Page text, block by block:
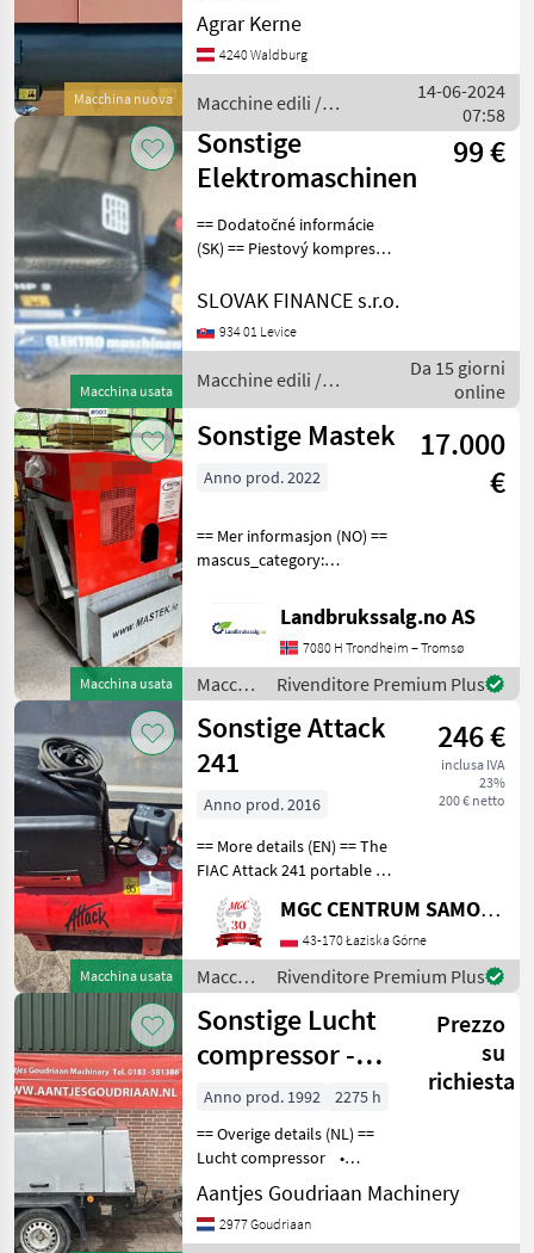
Macchina nuova
Schraubenkompressor
Kompaktgerät: Luftbehälter
montiert mit PM VSD
Modell Nr.: MCS-5.5ATVSD
Leistung: 5, 5 kW
Agrar Kerne
4240 Waldburg
Macchine edili /
Sonstige
14-06-2024
07:58
Macchina usata
Sonstige
Elektromaschinen
99 €
== Dodatočné informácie
(SK) == Piestový kompresor
poškodený motor, cena :
Compressori
SLOVAK FINANCE s.r.o.
934 01 Levice
Macchine edili /
Sonstige
Da 15 giorni
online
Macchina usata
Sonstige Mastek
17.000
€
Anno prod. 2022
== Mer informasjon (NO) ==
mascus_category:
merke: Mastek Please
provide reference number
upon request: 9011 See
en.landbrukssalg.no/9011 f
Landbrukssalg.no AS
7080 H Trondheim – Tromsø
Macchine
edili /
Sonstige
Rivenditore Premium Plus
Macchina usata
Sonstige Attack
241
246 €
inclusa IVA
23%
200 € netto
Anno prod. 2016
== More details (EN) == The
FIAC Attack 241 portable air
compressor is in like-new
condition. It offers efficient
and reliable operation.
Portable and fully auto
MGC CENTRUM SAMOCHODOW DOSTAWCZYCH
43-170 Łaziska Górne
Macchine
edili /
Sonstige
Rivenditore Premium Plus
Sonstige Lucht
compressor -
Gebruikt
Prezzo
su
richiesta
Anno prod. 1992
2275 h
== Overige details (NL) ==
Lucht compressor •
Werkdruk 8 bar • 2275 uur
• Weg verlichting •
Geheel werkend Staat:
Aantjes Goudriaan Machinery
2977 Goudriaan